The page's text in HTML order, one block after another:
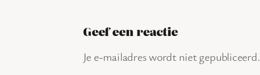
Geef een reactie
Je e-mailadres wordt niet gepubliceerd.